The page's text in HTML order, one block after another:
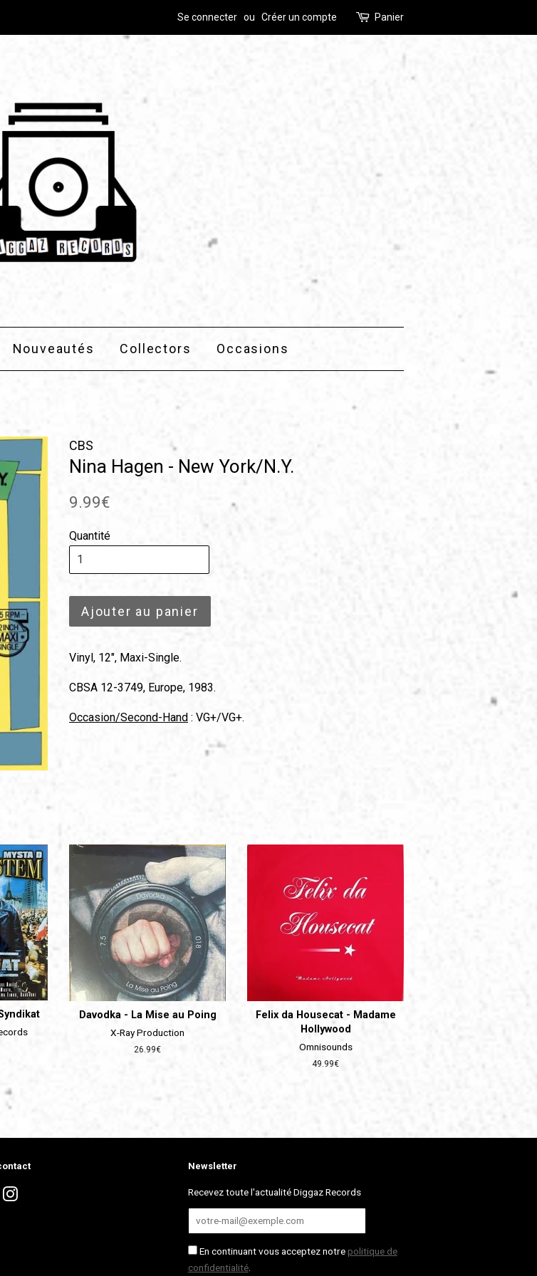
Se connecter ou Créer un compte Panier
Nouveautés Collectors Occasions
CBS
Nina Hagen - New York/N.Y.
Prix
9.99€
Quantité
Ajouter au panier
Vinyl, 12", Maxi-Single.
CBSA 12-3749, Europe, 1983.
Occasion/Second-Hand : VG+/VG+.
Davodka - La Mise au Poing
X-Ray Production
Prix
26.99€
Felix da Housecat - Madame
Hollywood
Omnisounds
Prix
49.99€
Newsletter
Recevez toute l'actualité Diggaz Records
En continuant vous acceptez notre politique de
confidentialité.